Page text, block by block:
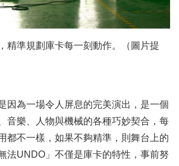
精準規劃庫卡每一刻動作。（圖片提
因為一場令人屏息的完美演出，是一個
音樂、人物與機械的各種巧妙契合，每
都不一樣，如果不夠精準，則舞台上的
法UNDO」不僅是庫卡的特性，事前努